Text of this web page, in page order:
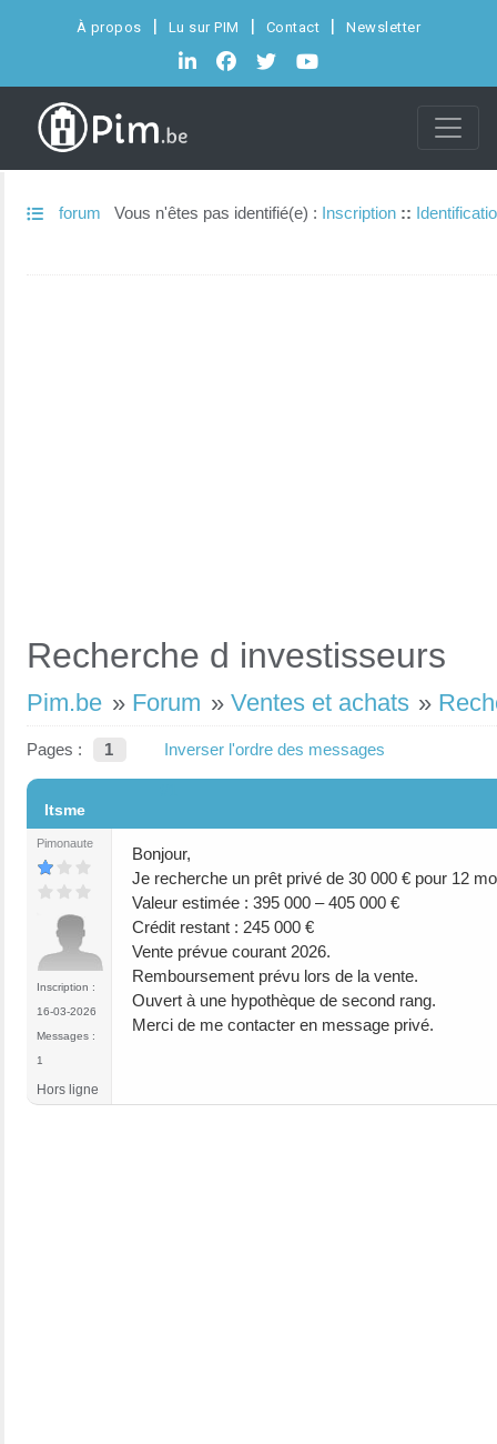
À propos Lu sur PIM Contact Newsletter
forum Vous n'êtes pas identifié(e) : Inscription ::
Recherche d investisseurs
Pim.be » Forum » Ventes et achats »
Pages : 1 Inverser l'ordre des messages
Itsme
Pimonaute
Inscription :
16-03-2026
Messages :
1
Bonjour,
Je recherche un prêt privé de 30 000 € pour 12
Valeur estimée : 395 000 – 405 000 €
Crédit restant : 245 000 €
Vente prévue courant 2026.
Remboursement prévu lors de la vente.
Ouvert à une hypothèque de second rang.
Merci de me contacter en message privé.
Hors ligne